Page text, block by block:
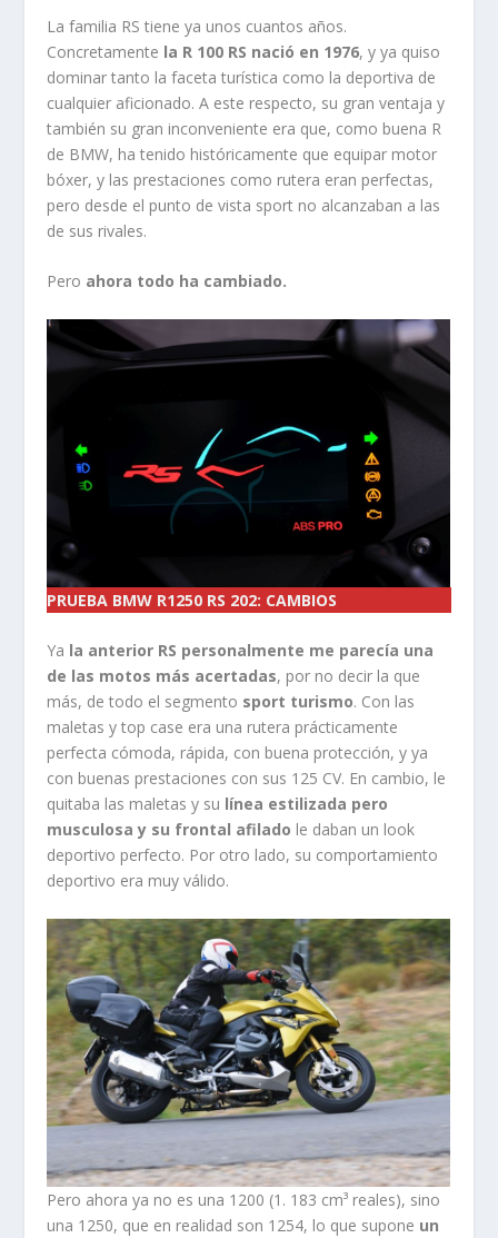
La familia RS tiene ya unos cuantos años.
Concretamente la R 100 RS nació en 1976, y ya quiso
dominar tanto la faceta turística como la deportiva de
cualquier aficionado. A este respecto, su gran ventaja y
también su gran inconveniente era que, como buena R
de BMW, ha tenido históricamente que equipar motor
bóxer, y las prestaciones como rutera eran perfectas,
pero desde el punto de vista sport no alcanzaban a las
de sus rivales.
Pero ahora todo ha cambiado.
PRUEBA BMW R1250 RS 202: CAMBIOS
Ya la anterior RS personalmente me parecía una
de las motos más acertadas, por no decir la que
más, de todo el segmento sport turismo. Con las
maletas y top case era una rutera prácticamente
perfecta cómoda, rápida, con buena protección, y ya
con buenas prestaciones con sus 125 CV. En cambio, le
quitaba las maletas y su línea estilizada pero
musculosa y su frontal afilado le daban un look
deportivo perfecto. Por otro lado, su comportamiento
deportivo era muy válido.
Pero ahora ya no es una 1200 (1. 183 cm³ reales), sino
una 1250, que en realidad son 1254, lo que supone un